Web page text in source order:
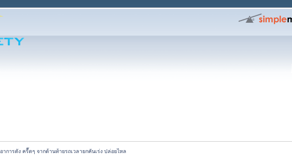
อาการดัง ครื๊ดๆ จากด้านท้ายรถเวลายกคันเร่ง ปล่อยไหล